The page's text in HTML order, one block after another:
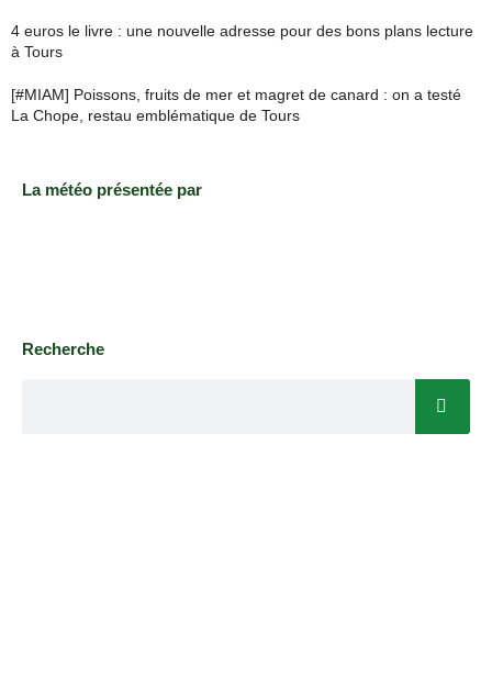
4 euros le livre : une nouvelle adresse pour des bons plans lecture
à Tours
[#MIAM] Poissons, fruits de mer et magret de canard : on a testé
La Chope, restau emblématique de Tours
La météo présentée par
Recherche